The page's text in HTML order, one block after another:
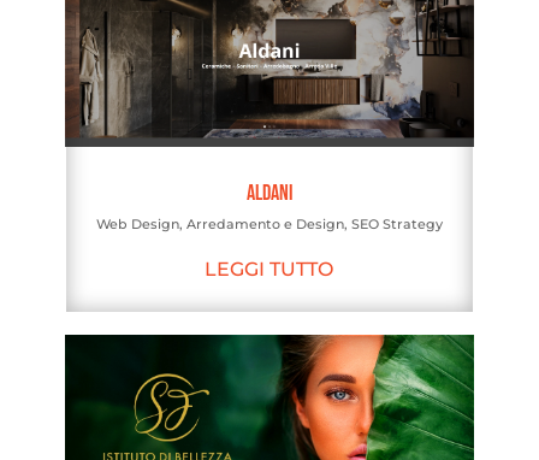
Aldani
Web Design, Arredamento e Design, SEO Strategy
LEGGI TUTTO